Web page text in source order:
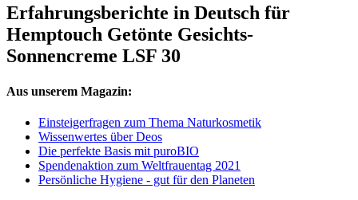
Erfahrungsberichte in Deutsch für
Hemptouch Getönte Gesichts-
Sonnencreme LSF 30
Aus unserem Magazin:
Einsteigerfragen zum Thema Naturkosmetik
Wissenwertes über Deos
Die perfekte Basis mit puroBIO
Spendenaktion zum Weltfrauentag 2021
Persönliche Hygiene - gut für den Planeten